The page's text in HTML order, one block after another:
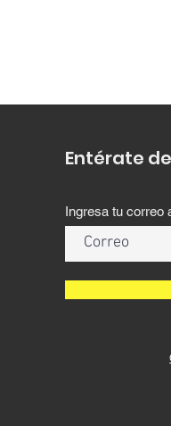
Entérate
Ingresa tu correo